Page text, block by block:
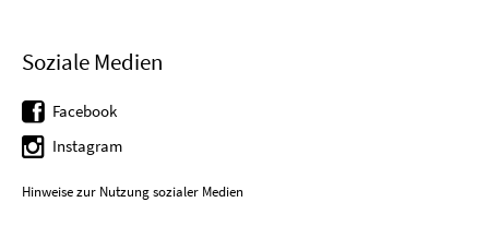
Soziale Medien
Facebook
Instagram
Hinweise zur Nutzung sozialer Medien